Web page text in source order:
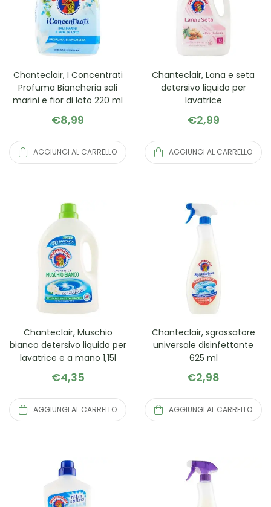
Chanteclair, I Concentrati
Profuma Biancheria sali
marini e fior di loto 220 ml
€8,99
AGGIUNGI AL CARRELLO
Chanteclair, Lana e seta
detersivo liquido per
lavatrice
€2,99
AGGIUNGI AL CARRELLO
Chanteclair, Muschio
bianco detersivo liquido per
lavatrice e a mano 1,15l
€4,35
AGGIUNGI AL CARRELLO
Chanteclair, sgrassatore
universale disinfettante
625 ml
€2,98
AGGIUNGI AL CARRELLO